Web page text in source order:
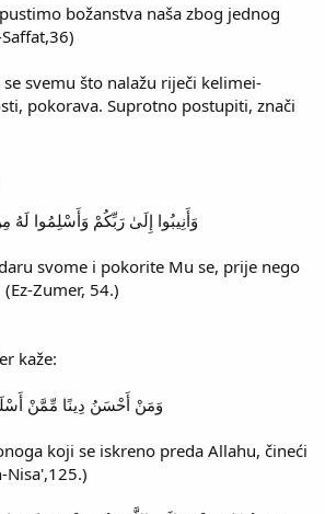
božanstva naša zbog jednog
se svemu što nalažu riječi kelimei-
pokorava. Suprotno postupiti, znači
وَأَنِيبُوا إِلَىٰ رَبِّكُمْ وَأَسْلِمُوا لَهُ
svome i pokorite Mu se, prije nego
Zumer, 54.)
kaže:
وَمَنْ أَحْسَنُ دِينًا مِّمَّنْ
koji se iskreno preda Allahu, čineći
Nisa',125.)